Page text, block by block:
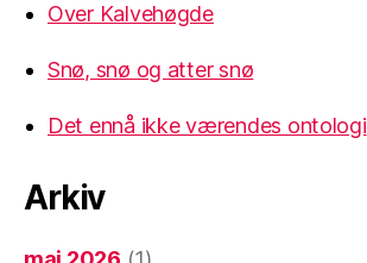
Over Kalvehøgde
Snø, snø og atter snø
Det ennå ikke værendes ontologi
Arkiv